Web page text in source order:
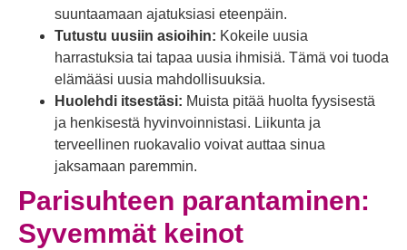
suuntaamaan ajatuksiasi eteenpäin.
Tutustu uusiin asioihin: Kokeile uusia
harrastuksia tai tapaa uusia ihmisiä. Tämä voi tuoda
elämääsi uusia mahdollisuuksia.
Huolehdi itsestäsi: Muista pitää huolta fyysisestä
ja henkisestä hyvinvoinnistasi. Liikunta ja
terveellinen ruokavalio voivat auttaa sinua
jaksamaan paremmin.
Parisuhteen parantaminen:
Syvemmät keinot